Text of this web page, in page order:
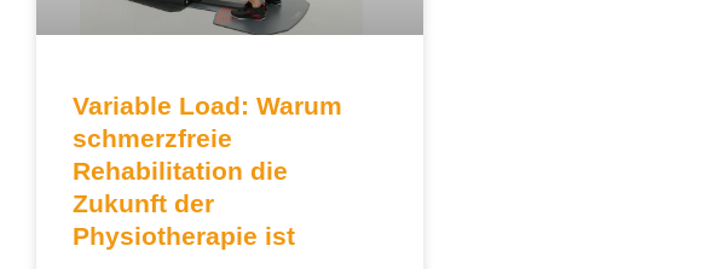
Variable Load: Warum
schmerzfreie
Rehabilitation die
Zukunft der
Physiotherapie ist